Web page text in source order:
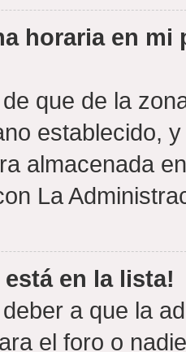
horaria en
que de la
establecido,
almacenada
La
en la lista!
a que la
el foro o